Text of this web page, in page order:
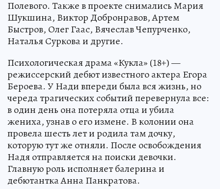
Полевого. Также в проекте снимались Мария
Шукшина, Виктор Добронравов, Артем
Быстров, Олег Гаас, Вячеслав Чепурченко,
Наталья Суркова и другие.
Психологическая драма «Кукла» (18+) —
режиссерский дебют известного актера Егора
Бероева. У Нади впереди была вся жизнь, но
череда трагических событий перевернула все:
в один день она потеряла отца и убила
жениха, узнав о его измене. В колонии она
провела шесть лет и родила там дочку,
которую тут же отняли. После освобождения
Надя отправляется на поиски девочки.
Главную роль исполняет балерина и
дебютантка Анна Панкратова.